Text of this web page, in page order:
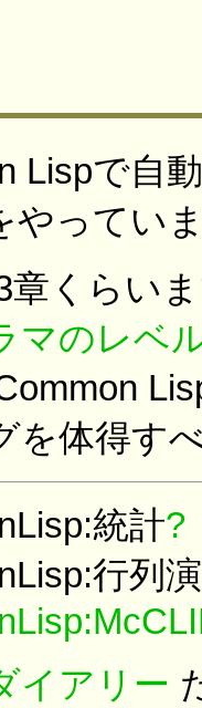
Lispで自
やってい
章くらい
マのレベ
を体得す
統計?
行列
イアリー